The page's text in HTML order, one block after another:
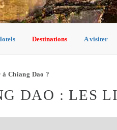
Destinations A visiter
Chiang Dao ?
DAO : LES